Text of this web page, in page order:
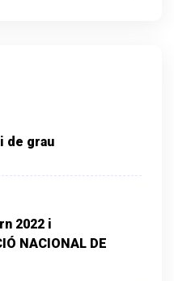
de grau
2022 i
NACIONAL DE